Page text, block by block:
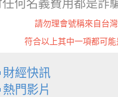
何名義費用都是詐
請勿理會號稱來自台
符合以上其中一項都可
財經快訊
熱門影片